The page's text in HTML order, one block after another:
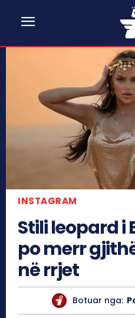
INSTAGRAM
Stili leopard i
po merr
në rrjet
Botuar nga: